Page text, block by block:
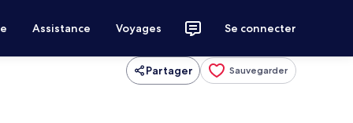
Assistance Voyages Se connecter
Partager Sauvegarder